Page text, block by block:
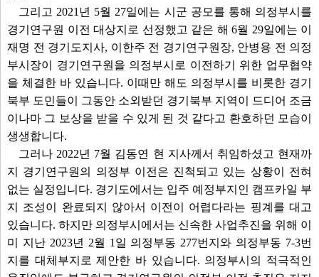
그리고 2021년 5월 27일에는 시군 공모를 통해 의정부시를
경기연구원 이전 대상지로 선정했고 같은 해 6월 29일에는 이
재명 전 경기도지사, 이한주 전 경기연구원장, 안병용 전 의정
부시장이 경기연구원을 의정부시로 이전하기 위한 업무협약
을 체결한 바 있습니다. 이때만 해도 의정부시를 비롯한 경기
북부 도민들이 그동안 소외받던 경기북부 지역이 드디어 조금
이나마 그 보상을 받을 수 있게 된 것 같다고 환호하던 모습이
생생합니다.
그러나 2022년 7월 김동연 현 지사께서 취임하셨고 현재까
지 경기연구원의 의정부 이전은 진척되고 있는 상황이 전혀
없는 실정입니다. 경기도에서는 입주 예정부지인 캠프카일 부
지 조성이 완료되지 않아서 이전이 어렵다라는 핑계를 대고
있습니다. 하지만 의정부시에서는 신속한 사업추진을 위해 이
미 지난 2023년 2월 1일 의정부동 277번지와 의정부동 7-3번
지를 대체부지로 제안한 바 있습니다. 의정부시의 적극적인